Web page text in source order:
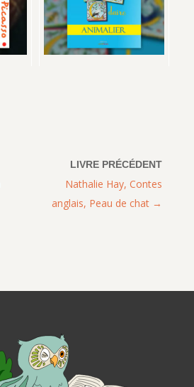
Nathalie Hay, Contes
anglais, Peau de chat